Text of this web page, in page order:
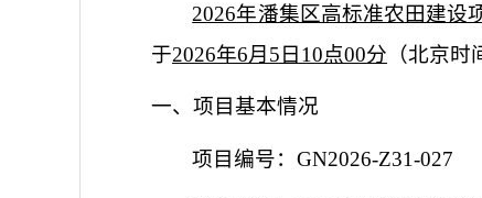
2026年潘集区高标准农田建设
于2026年6月5日10点00分 （北京时
一、项目基本情况
项目编号：GN2026-Z31-027